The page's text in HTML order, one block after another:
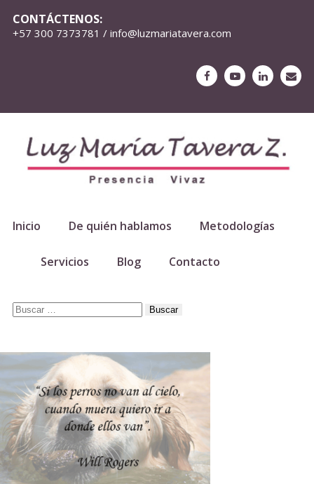
CONTÁCTENOS:
+57 300 7373781 / info@luzmariatavera.com
Inicio De quién hablamos Metodologías
Servicios Blog Contacto
Buscar: